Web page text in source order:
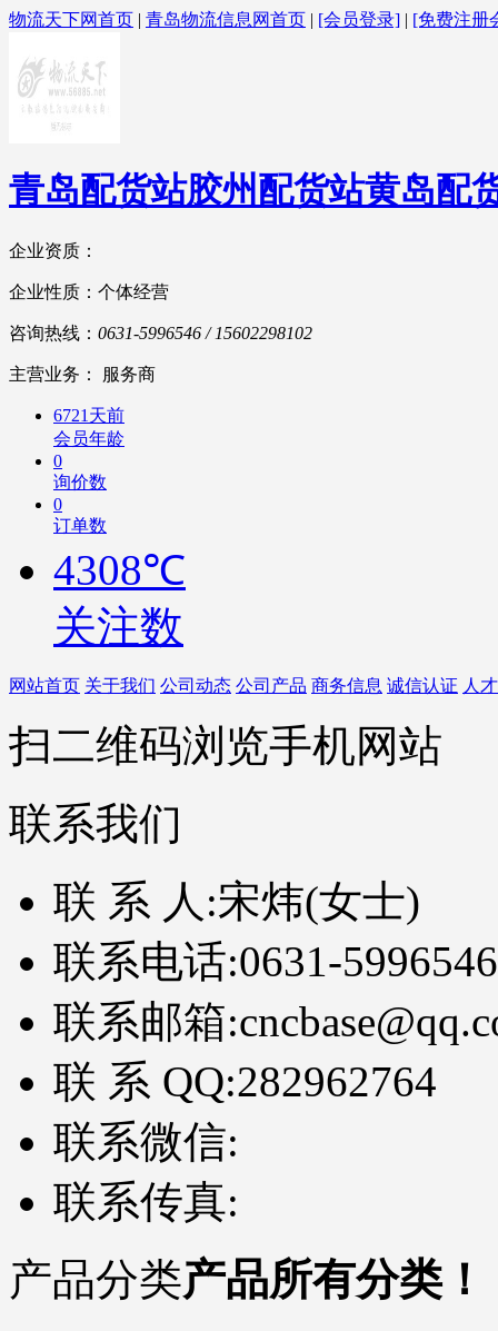
物流天下网首页 | 青岛物流信息网首页 | [会员登录] | [免费注册
青岛配货站胶州配货站黄岛配
企业资质：
企业性质：个体经营
咨询热线： 0631-5996546 / 15602298102
主营业务： 服务商
6721天前
会员年龄
0
询价数
0
订单数
4308℃
关注数
网站首页 关于我们 公司动态 公司产品 商务信息 诚信认证 人
扫二维码浏览手机网站
联系我们
联 系 人:宋炜(女士)
联系电话:0631-
联系邮箱:
联 系 QQ:282962764
联系微信:
联系传真:
产品分类产品所有分类！